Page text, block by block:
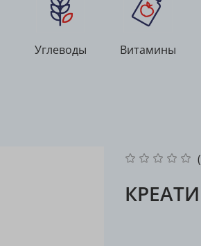
Углеводы Витамины